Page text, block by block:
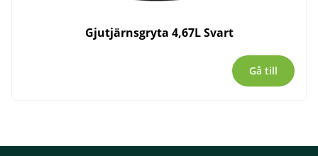
Gjutjärnsgryta 4,67L Svart
Gå till